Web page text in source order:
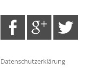
Datenschutzerklärung